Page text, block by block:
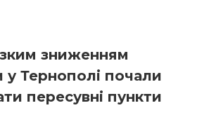
зниженням
у Тернополі почали
пересувні пункти